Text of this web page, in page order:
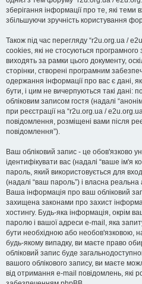
зберігання інформації про те, які теми
збільшуючи зручність користування
Також під час перегляду “r2u.org.ua /
cookies, які не стосуються
виходять за рамки цього документу,
сторінки, створені програмним
одержання інформації про вас є дані,
бути, і цим не вичерпуються такі дані:
обліковим записом гостя (надалі
при реєстрації на “r2u.org.ua /
повідомлення, розміщені вами після
повідомлення”).
Ваш обліковий запис - це обов'язково
ідентифікувати вас (надалі “ваше ім'я
пароль, який використовується для
(надалі “ваш пароль”) і власна
Ваша інформація про ваш обліковий
захищена законами про захист
хостингу. Будь-яка інформація, окрім
паролю і вашої адреси e-mail, яка
бути необхідною або необов'язковою,
будь-якому випадку, ви маєте право
обліковий запис буде
вашого облікового запису, ви маєте
від отримання e-mail повідомлень, які